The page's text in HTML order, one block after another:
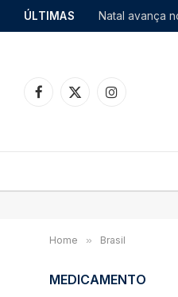
ÚLTIMAS
Facebook
X
Instagram
Home » Brasil
MEDICAMENTO